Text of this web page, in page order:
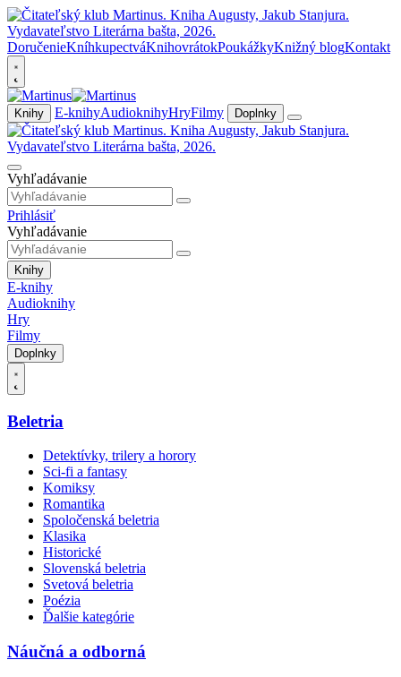
DoručenieKníhkupectváKnihovrátokPoukážkyKnižný blogKontakt
Knihy E-knihyAudioknihyHryFilmy Doplnky
Vyhľadávanie
Prihlásiť
Vyhľadávanie
Knihy
E-knihy
Audioknihy
Hry
Filmy
Doplnky
Beletria
Detektívky, trilery a horory
Sci-fi a fantasy
Komiksy
Romantika
Spoločenská beletria
Klasika
Historické
Slovenská beletria
Svetová beletria
Poézia
Ďalšie kategórie
Náučná a odborná